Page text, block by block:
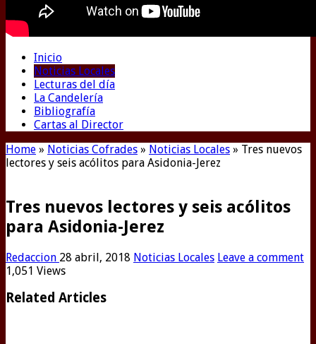
Inicio
Noticias Locales
Lecturas del día
La Candelería
Bibliografía
Cartas al Director
Home » Noticias Cofrades » Noticias Locales » Tres nuevos
lectores y seis acólitos para Asidonia-Jerez
Tres nuevos lectores y seis acólitos
para Asidonia-Jerez
Redaccion 28 abril, 2018 Noticias Locales Leave a comment
1,051 Views
Related Articles